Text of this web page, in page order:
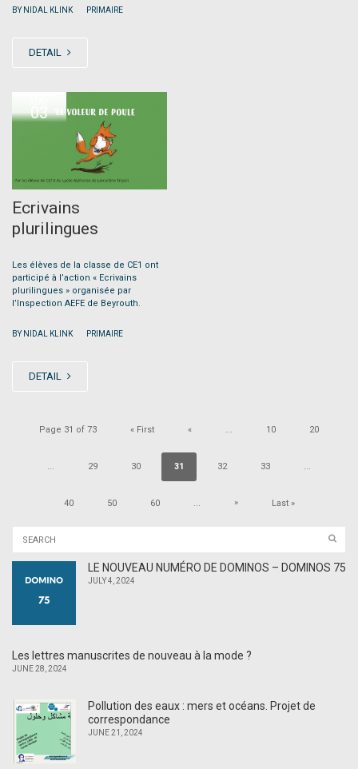
BY NIDAL KLINK PRIMAIRE
DETAIL
03
Ecrivains
plurilingues
Les élèves de la classe de CE1 ont
participé à l’action « Ecrivains
plurilingues » organisée par
l’Inspection AEFE de Beyrouth.
BY NIDAL KLINK PRIMAIRE
DETAIL
Page 31 of 73 « First « ... 10 20
... 29 30 31 32 33 ...
40 50 60 ... » Last »
LE NOUVEAU NUMÉRO DE DOMINOS – DOMINOS 75
JULY 4, 2024
Les lettres manuscrites de nouveau à la mode ?
JUNE 28, 2024
Pollution des eaux : mers et océans. Projet de
correspondance
JUNE 21, 2024